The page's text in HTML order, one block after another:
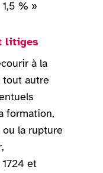
% »
litiges
à la
tout autre
formation,
ou la rupture
et